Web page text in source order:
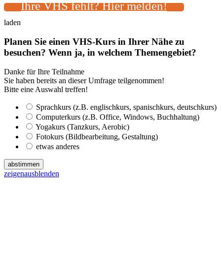
Ihre VHS fehlt? Hier melden!
laden
Planen Sie einen VHS-Kurs in Ihrer Nähe zu
besuchen? Wenn ja, in welchem Themengebiet?
Danke für Ihre Teilnahme
Sie haben bereits an dieser Umfrage teilgenommen!
Bitte eine Auswahl treffen!
Sprachkurs (z.B. englischkurs, spanischkurs, deutschkurs)
Computerkurs (z.B. Office, Windows, Buchhaltung)
Yogakurs (Tanzkurs, Aerobic)
Fotokurs (Bildbearbeitung, Gestaltung)
etwas anderes
abstimmen
zeigenausblenden